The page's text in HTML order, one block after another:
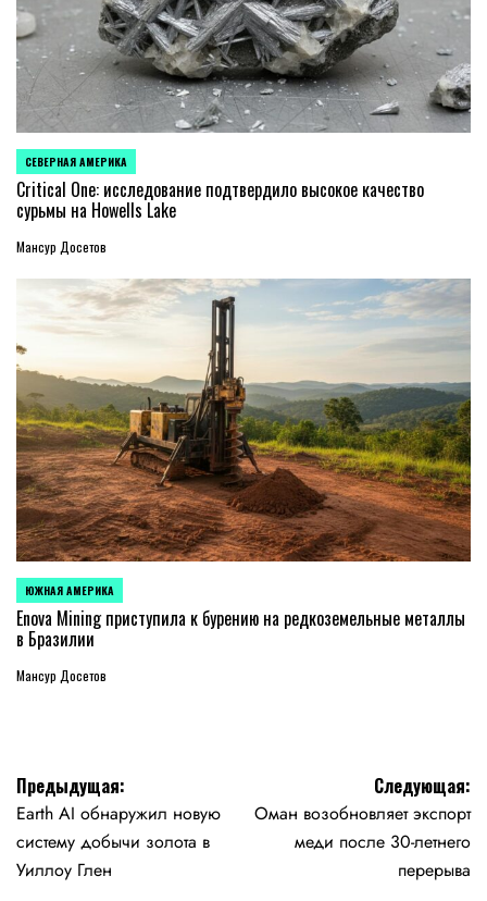
ОПУБЛИКОВАНО
В
СЕВЕРНАЯ АМЕРИКА
Critical One: исследование подтвердило высокое качество
сурьмы на Howells Lake
Мансур Досетов
ОПУБЛИКОВАНО
В
ЮЖНАЯ АМЕРИКА
Enova Mining приступила к бурению на редкоземельные металлы
в Бразилии
Мансур Досетов
Навигация
по
записям
Предыдущая:
Earth AI обнаружил новую
систему добычи золота в
Уиллоу Глен
Следующая:
Оман возобновляет экспорт
меди после 30-летнего
перерыва